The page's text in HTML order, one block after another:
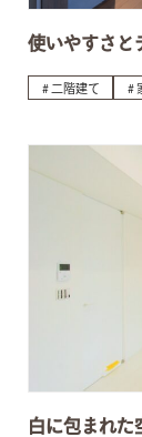
使いやすさと
二階建て
白に包まれた